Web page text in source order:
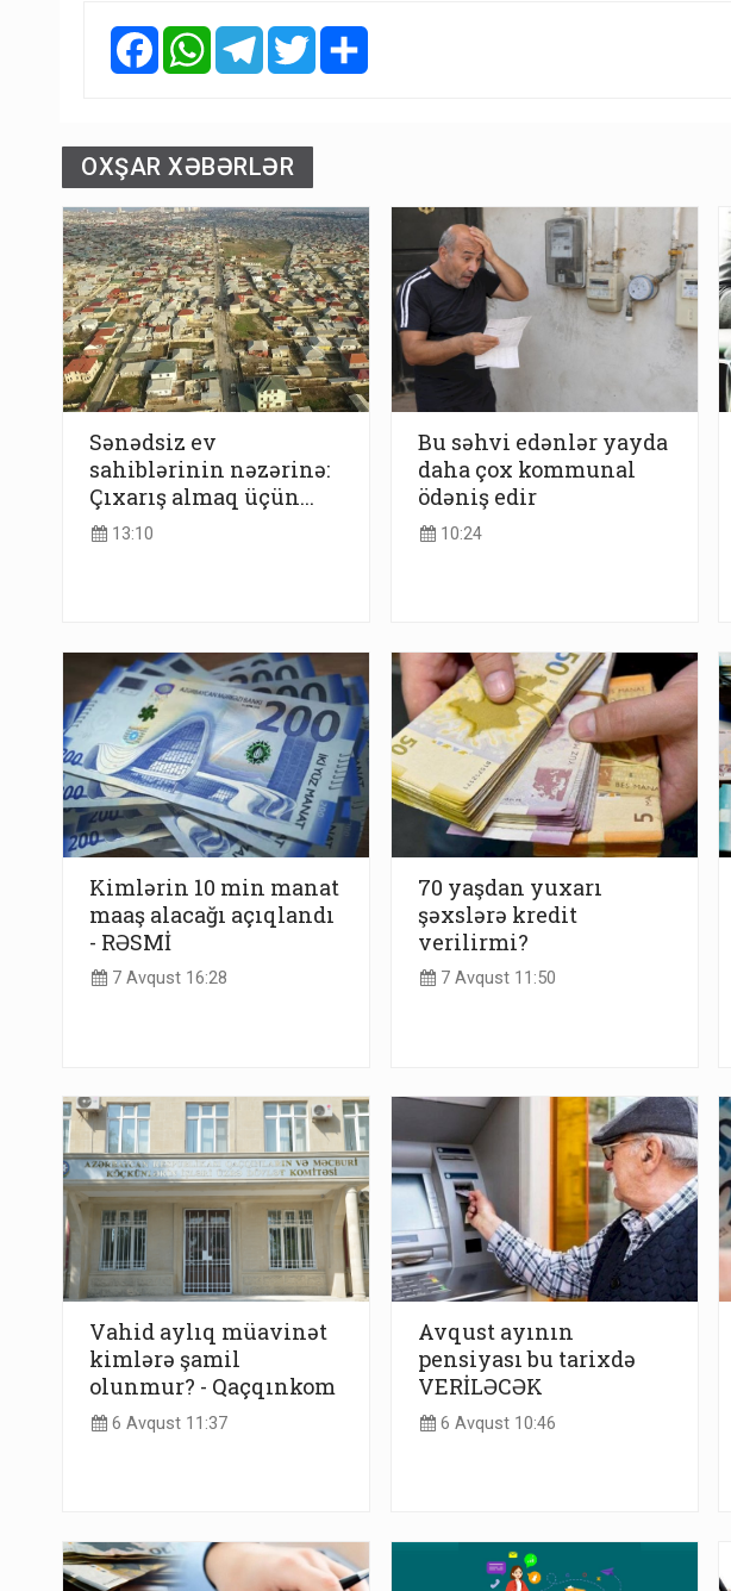
FacebookWhatsAppTelegramTwitter
OXŞAR XƏBƏRLƏR
Sənədsiz ev
sahiblərinin nəzərinə:
Çıxarış almaq üçün...
13:10
Bu səhvi edənlər yayda
daha çox kommunal
ödəniş edir
10:24
Kimlərin 10 min manat
maaş alacağı açıqlandı
- RƏSMİ
7 Avqust 16:28
70 yaşdan yuxarı
şəxslərə kredit
verilirmi?
7 Avqust 11:50
Vahid aylıq müavinət
kimlərə şamil
olunmur? - Qaçqınkom
6 Avqust 11:37
Avqust ayının
pensiyası bu tarixdə
VERİLƏCƏK
6 Avqust 10:46